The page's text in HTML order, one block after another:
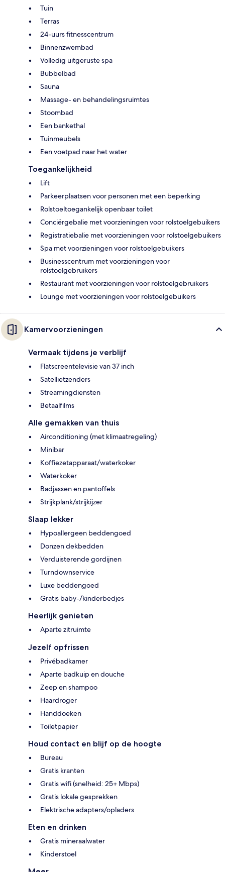
Tuin
Terras
24-uurs fitnesscentrum
Binnenzwembad
Volledig uitgeruste spa
Bubbelbad
Sauna
Massage- en behandelingsruimtes
Stoombad
Een bankethal
Tuinmeubels
Een voetpad naar het water
Toegankelijkheid
Lift
Parkeerplaatsen voor personen met een beperking
Rolstoeltoegankelijk openbaar toilet
Conciërgebalie met voorzieningen voor rolstoelgebuikers
Registratiebalie met voorzieningen voor rolstoelgebuikers
Spa met voorzieningen voor rolstoelgebuikers
Businesscentrum met voorzieningen voor
rolstoelgebruikers
Restaurant met voorzieningen voor rolstoelgebruikers
Lounge met voorzieningen voor rolstoelgebuikers
Kamervoorzieningen
Vermaak tijdens je verblijf
Flatscreentelevisie van 37 inch
Satellietzenders
Streamingdiensten
Betaalfilms
Alle gemakken van thuis
Airconditioning (met klimaatregeling)
Minibar
Koffiezetapparaat/waterkoker
Waterkoker
Badjassen en pantoffels
Strijkplank/strijkijzer
Slaap lekker
Hypoallergeen beddengoed
Donzen dekbedden
Verduisterende gordijnen
Turndownservice
Luxe beddengoed
Gratis baby-/kinderbedjes
Heerlijk genieten
Aparte zitruimte
Jezelf opfrissen
Privébadkamer
Aparte badkuip en douche
Zeep en shampoo
Haardroger
Handdoeken
Toiletpapier
Houd contact en blijf op de hoogte
Bureau
Gratis kranten
Gratis wifi (snelheid: 25+ Mbps)
Gratis lokale gesprekken
Elektrische adapters/opladers
Eten en drinken
Gratis mineraalwater
Kinderstoel